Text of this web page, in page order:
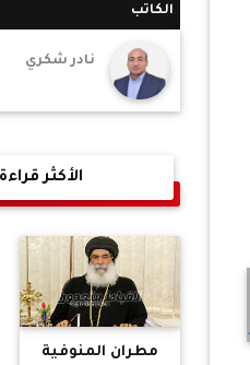
الكاتب
نادر شكري
الأكثر قراءة
مطران المنوفية